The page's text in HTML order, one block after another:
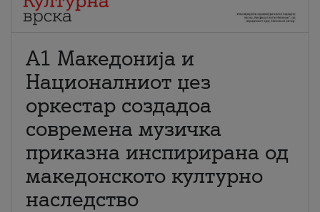
А1 Македонија и
Националниот џез
оркестар создадоа
современа музичка
приказна инспирирана од
македонското културно
наследство